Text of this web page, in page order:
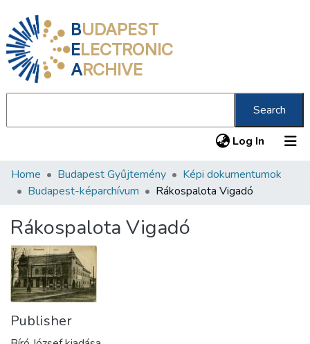
BUDAPEST
ELECTRONIC
ARCHIVE
Search
Log In (current)
Communities & Collections
Statistics
About us
Home Budapest Gyűjtemény
Képi dokumentumok
Budapest-képarchívum
Rákospalota Vigadó
Rákospalota Vigadó
Publisher